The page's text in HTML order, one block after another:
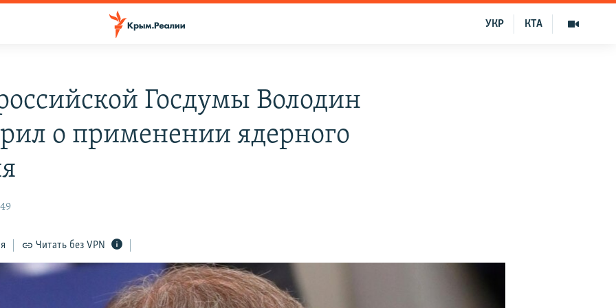
КТА
УКР
Госдумы Володин
о применении ядерного
Читать без VPN